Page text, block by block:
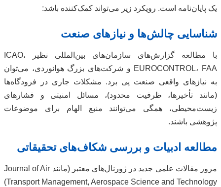
یک پایان‌نامه است. رویکرد زیر می‌تواند کمک‌کننده باشد:
شناسایی چالش‌ها و نیازهای صنعت
با مطالعه گزارش‌های سازمان‌های بین‌المللی نظیر ICAO،
EUROCONTROL، FAA و شرکت‌های بزرگ هوانوردی، می‌توان
به نیازهای واقعی صنعت پی برد. مشکلات جاری در فرودگاه‌ها
(مانند تأخیرها، ظرفیت محدود)، مسائل امنیتی و فشارهای
زیست‌محیطی، همگی می‌توانند منبع الهام برای موضوعات
پژوهشی باشند.
مطالعه ادبیات و بررسی شکاف‌های تحقیقاتی
مرور مقالات علمی جدید در ژورنال‌های معتبر (مانند Journal of Air
Transport Management, Aerospace Science and Technology)